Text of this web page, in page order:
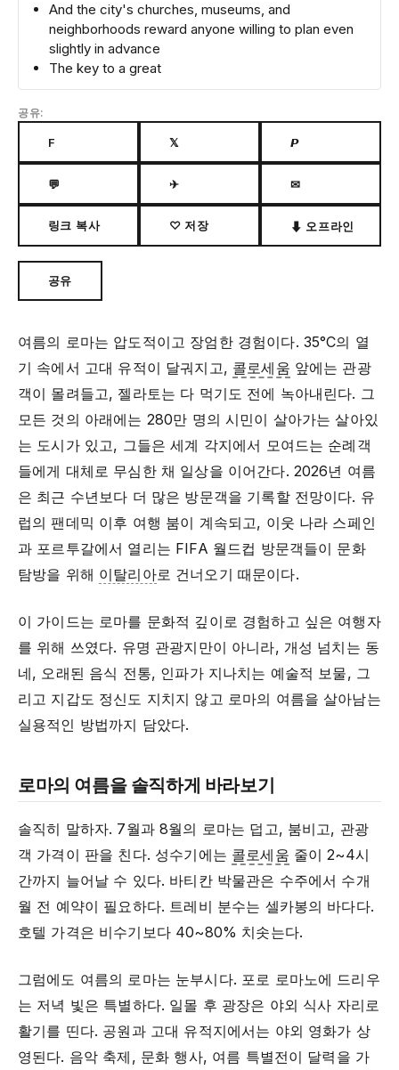
And the city's churches, museums, and
neighborhoods reward anyone willing to plan even
slightly in advance
The key to a great
공유:
F 𝕏 𝙋
💬 ✈ ✉
링크 복사 ♡ 저장 ⬇ 오프라인
공유
여름의 로마는 압도적이고 장엄한 경험이다. 35°C의 열
기 속에서 고대 유적이 달궈지고, 콜로세움 앞에는 관광
객이 몰려들고, 젤라토는 다 먹기도 전에 녹아내린다. 그
모든 것의 아래에는 280만 명의 시민이 살아가는 살아있
는 도시가 있고, 그들은 세계 각지에서 모여드는 순례객
들에게 대체로 무심한 채 일상을 이어간다. 2026년 여름
은 최근 수년보다 더 많은 방문객을 기록할 전망이다. 유
럽의 팬데믹 이후 여행 붐이 계속되고, 이웃 나라 스페인
과 포르투갈에서 열리는 FIFA 월드컵 방문객들이 문화
탐방을 위해 이탈리아로 건너오기 때문이다.
이 가이드는 로마를 문화적 깊이로 경험하고 싶은 여행자
를 위해 쓰였다. 유명 관광지만이 아니라, 개성 넘치는 동
네, 오래된 음식 전통, 인파가 지나치는 예술적 보물, 그
리고 지갑도 정신도 지치지 않고 로마의 여름을 살아남는
실용적인 방법까지 담았다.
로마의 여름을 솔직하게 바라보기
솔직히 말하자. 7월과 8월의 로마는 덥고, 붐비고, 관광
객 가격이 판을 친다. 성수기에는 콜로세움 줄이 2~4시
간까지 늘어날 수 있다. 바티칸 박물관은 수주에서 수개
월 전 예약이 필요하다. 트레비 분수는 셀카봉의 바다다.
호텔 가격은 비수기보다 40~80% 치솟는다.
그럼에도 여름의 로마는 눈부시다. 포로 로마노에 드리우
는 저녁 빛은 특별하다. 일몰 후 광장은 야외 식사 자리로
활기를 띤다. 공원과 고대 유적지에서는 야외 영화가 상
영된다. 음악 축제, 문화 행사, 여름 특별전이 달력을 가